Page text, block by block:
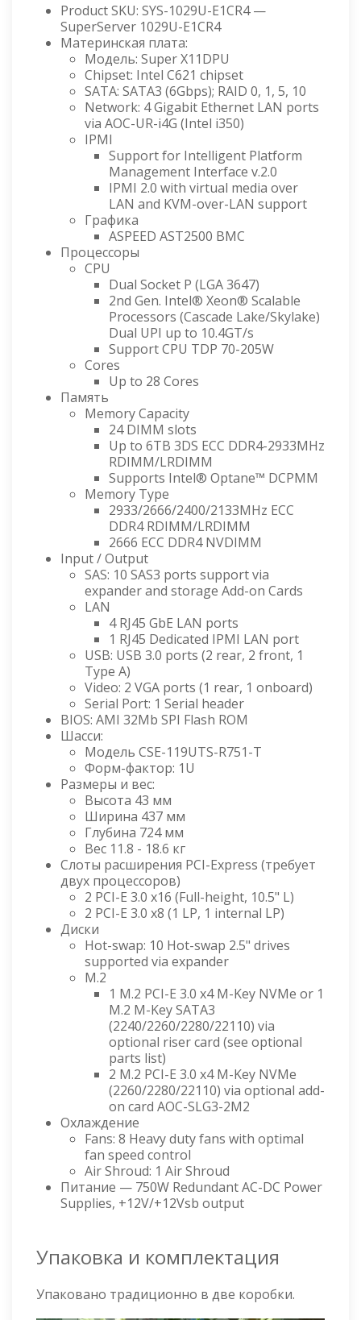
Product SKU: SYS-1029U-E1CR4 —
SuperServer 1029U-E1CR4
Материнская плата:
Модель: Super X11DPU
Chipset: Intel C621 chipset
SATA: SATA3 (6Gbps); RAID 0, 1, 5, 10
Network: 4 Gigabit Ethernet LAN ports
via AOC-UR-i4G (Intel i350)
IPMI
Support for Intelligent Platform
Management Interface v.2.0
IPMI 2.0 with virtual media over
LAN and KVM-over-LAN support
Графика
ASPEED AST2500 BMC
Процессоры
CPU
Dual Socket P (LGA 3647)
2nd Gen. Intel® Xeon® Scalable
Processors (Cascade Lake/Skylake)
Dual UPI up to 10.4GT/s
Support CPU TDP 70-205W
Cores
Up to 28 Cores
Память
Memory Capacity
24 DIMM slots
Up to 6TB 3DS ECC DDR4-2933MHz
RDIMM/LRDIMM
Supports Intel® Optane™ DCPMM
Memory Type
2933/2666/2400/2133MHz ECC
DDR4 RDIMM/LRDIMM
2666 ECC DDR4 NVDIMM
Input / Output
SAS: 10 SAS3 ports support via
expander and storage Add-on Cards
LAN
4 RJ45 GbE LAN ports
1 RJ45 Dedicated IPMI LAN port
USB: USB 3.0 ports (2 rear, 2 front, 1
Type A)
Video: 2 VGA ports (1 rear, 1 onboard)
Serial Port: 1 Serial header
BIOS: AMI 32Mb SPI Flash ROM
Шасси:
Модель CSE-119UTS-R751-T
Форм-фактор: 1U
Размеры и вес:
Высота 43 мм
Ширина 437 мм
Глубина 724 мм
Вес 11.8 - 18.6 кг
Слоты расширения PCI-Express (требует
двух процессоров)
2 PCI-E 3.0 x16 (Full-height, 10.5" L)
2 PCI-E 3.0 x8 (1 LP, 1 internal LP)
Диски
Hot-swap: 10 Hot-swap 2.5" drives
supported via expander
M.2
1 M.2 PCI-E 3.0 x4 M-Key NVMe or 1
M.2 M-Key SATA3
(2240/2260/2280/22110) via
optional riser card (see optional
parts list)
2 M.2 PCI-E 3.0 x4 M-Key NVMe
(2260/2280/22110) via optional add-
on card AOC-SLG3-2M2
Охлаждение
Fans: 8 Heavy duty fans with optimal
fan speed control
Air Shroud: 1 Air Shroud
Питание — 750W Redundant AC-DC Power
Supplies, +12V/+12Vsb output
Упаковка и комплектация
Упаковано традиционно в две коробки.